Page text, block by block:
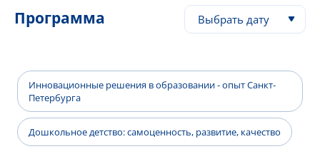
Программа Выбрать дату
Инновационные решения в образовании - опыт Санкт-
Петербурга
Дошкольное детство: самоценность, развитие, качество